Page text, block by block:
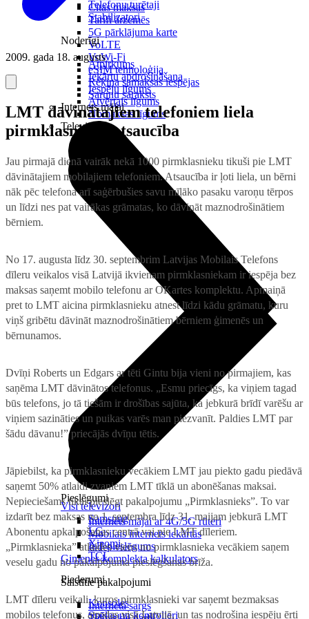
Citas maksas
Tarifi ārzemēs
5G pārklājuma karte
VoLTE
VoWi-Fi
eSIM tehnoloģija
Rēķina samaksas iespējas
Sarunu saraksts
Internets mājai
Pieslēgumi
Internets mājai ar 4G/5G rūteri
Mobilais internets iekārtās
IoT pieslēgums
Ģimenes komplekta kalkulators
Saistītie pakalpojumi
Interneta sargs
Telefonu turētaji
Stabilizatori
Noderīgi
Atpirkums
Iekārtu apdrošināšana
Iespēju līgums
Atvērtais līgums
Nomaksas līgums
Televizori
Visi televizori
Samsung
LG
Xiaomi
TCL
Piederumi
Konsoles
Spēles un kontrolieri
2009. gada 18. augusts
LMT dāvinātajiem telefoniem liela
pirmklasnieku atsaucība
Jau pirmajā dienā vairāk nekā 1000 pirmklasnieku tikuši pie LMT
dāvinātajiem mobilajiem telefoniem. Atsaucība ir ļoti liela, un bērni
nāk pēc telefona arī saģērbušies savu mīļāko pasaku varoņu tērpos
un līdzi nes pat vairākas grāmatas, ko dāvināt maznodrošinātiem
bērniem.
No 17. augusta līdz 30. septembrim Latvijas Mobilais Telefons
dīleru veikalos visā Latvijā ikvienam pirmklasniekam ir iespēja bez
maksas saņemt mobilo telefonu ar OKartes komplektu. Apmaiņā
pret to LMT aicina pirmklasnieku atnest līdzi kādu grāmatu, kuru
viņš gribētu dāvināt maznodrošinātiem bērniem ģimenēs un
bērnunamos.
Dvīņi Roberts un Edgars ar tēti Gintu bija vieni no pirmajiem, kas
saņēma LMT dāvinātos telefonus. „Esmu priecīgs, ka viņiem tagad
būs telefons, jo tā tiešām ir drošības sajūta, ka jebkurā brīdī varēšu ar
viņiem sazināties un puikas varēs man piezvanīt. Paldies LMT par
šādu dāvanu!” priecājās dvīņu tētis.
Jāpiebilst, ka pirmklasnieku vecākiem LMT jau piekto gadu piedāvā
saņemt 50% atlaidi zvaniem LMT tīklā un abonēšanas maksai.
Nepieciešams tikai pieslēgt pakalpojumu „Pirmklasnieks”. To var
izdarīt bez maksas no 1. septembra līdz 31. maijam jebkurā LMT
Abonentu apkalpošanas centrā vai pie LMT dīleriem.
„Pirmklasnieka” atlaides viens no pirmklasnieka vecākiem saņem
veselu gadu no pakalpojuma pieslēgšanas brīža.
LMT dīleru veikali, kuros pirmklasnieki var saņemt bezmaksas
mobilos telefonus, atrodas visā Latvijā, un tas nodrošina iespēju ērti